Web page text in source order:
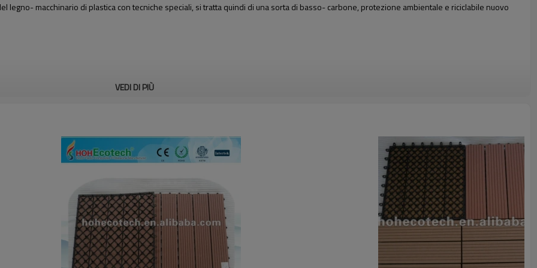
macchinario di plastica con tecniche speciali, si tratta quindi di una sorta di basso- carbone, protezione ambientale e riciclabile nuovo
VEDI DI PIÙ